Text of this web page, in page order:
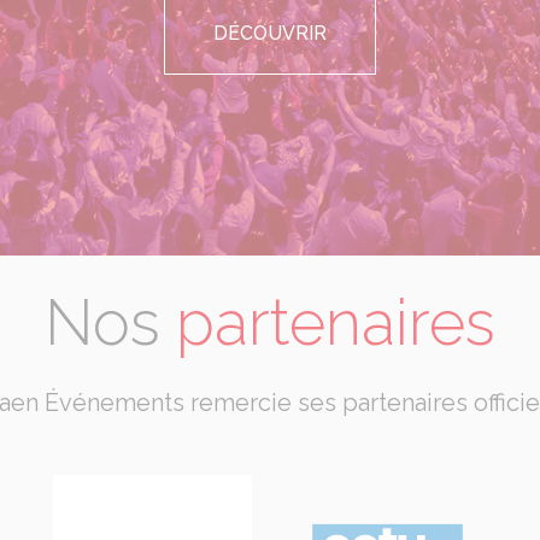
DÉCOUVRIR
Nos partenaires
Événements remercie ses partenaires